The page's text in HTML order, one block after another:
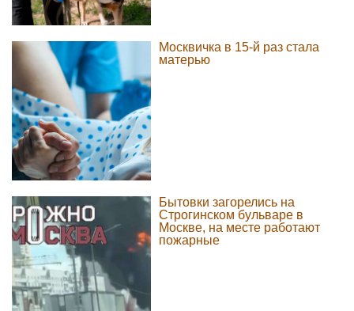
Москвичка в 15-й раз стала
матерью
Бытовки загорелись на
Строгинском бульваре в
Москве, на месте работают
пожарные